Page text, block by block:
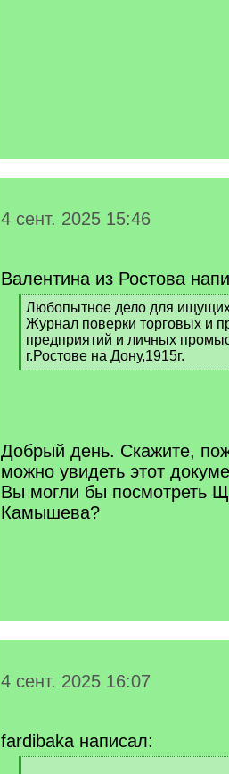
4 сент. 2025 15:46
Валентина из Ростова
[
q
]
Любопытное дело для
Журнал поверки торговых и
предприятий и личных
г.Ростове на Дону,1915г.
[
Добрый день. Скажите,
можно увидеть этот
Вы могли бы посмотреть
Камышева?
4 сент. 2025 16:07
fardibaka написал: